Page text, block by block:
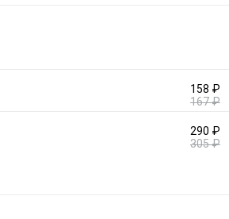
158 ₽
167 ₽
290 ₽
305 ₽